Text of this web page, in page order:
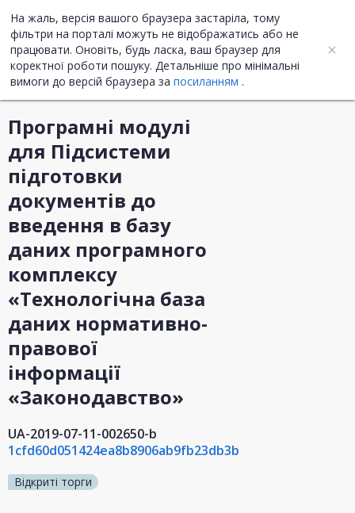
На жаль, версія вашого браузера застаріла, тому
фільтри на порталі можуть не відображатись або не
працювати. Оновіть, будь ласка, ваш браузер для
коректної роботи пошуку. Детальніше про мінімальні
вимоги до версій браузера за посиланням .
UA ENG
Інформація про закупівлю
Програмні модулі
для Підсистеми
підготовки
документів до
введення в базу
даних програмного
комплексу
«Технологічна база
даних нормативно-
правової
інформації
«Законодавство»
UA-2019-07-11-002650-b
1cfd60d051424ea8b8906ab9fb23db3b
Відкриті торги